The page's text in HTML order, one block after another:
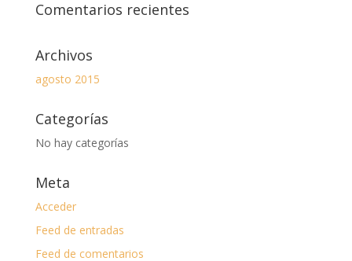
Comentarios recientes
Archivos
agosto 2015
Categorías
No hay categorías
Meta
Acceder
Feed de entradas
Feed de comentarios